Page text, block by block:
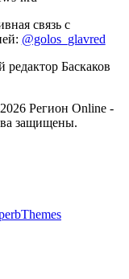
связь с
@golos_glavred
редактор Баскаков
Регион Online -
защищены.